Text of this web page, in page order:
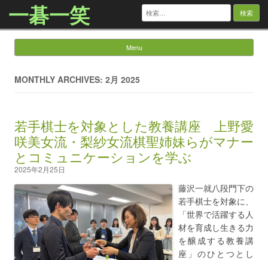
一碁一笑 検
索:
Menu
MONTHLY ARCHIVES: 2月 2025
若手棋士を対象とした教養講座 上野愛
咲美女流・梨紗女流棋聖姉妹らがマナー
とコミュニケーションを学ぶ
2025年2月25日
藤沢一就八段門下の
若手棋士を対象に、
「世界で活躍する人
材を育成し生きる力
を醸成する教養講
座」のひとつとし